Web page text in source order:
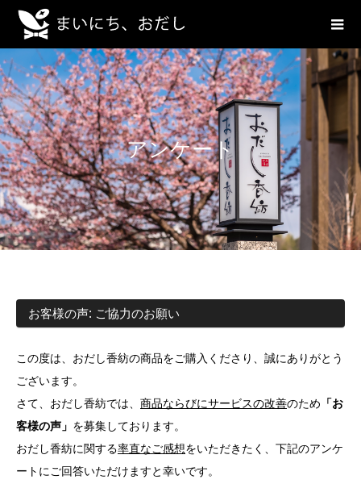
アンケート
お客様の声: ご協力のお願い
この度は、おだし香紡の商品をご購入くださり、誠にありがとう
ございます。
さて、おだし香紡では、 商品ならびにサービスの改善のため 「お
客様の声」 を募集しております。
おだし香紡に関する率直なご感想をいただきたく、下記のアンケ
ートにご回答いただけますと幸いです。